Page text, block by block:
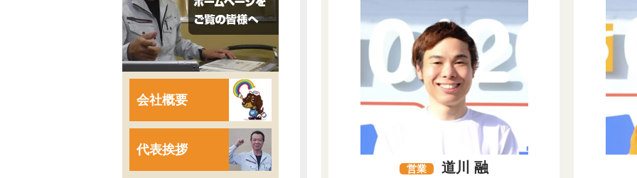
営業 道川 融
会社概要
代表挨拶